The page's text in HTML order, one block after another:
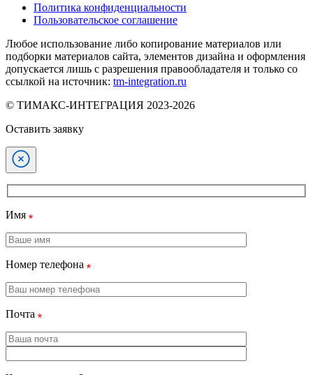
Политика конфиденциальности
Пользовательское соглашение
Любое использование либо копирование материалов или
подборки материалов сайта, элементов дизайна и оформления
допускается лишь с разрешения правообладателя и только со
ссылкой на источник: tm-integration.ru
© ТИМАКС-ИНТЕГРАЦИЯ 2023-2026
Оставить заявку
Имя
Номер телефона
Почта